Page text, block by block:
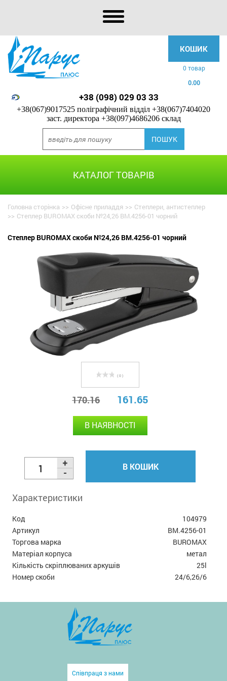
КОШИК
0 товар
0.00
+38 (098) 029 03 33
+38(067)9017525 поліграфічний відділ +38(067)7404020
заст. директора +38(097)4686206 склад
КАТАЛОГ ТОВАРІВ
Головна сторінка >> Офісне приладдя >> Степлери, антистеплер
>> Степлер BUROMAX скоби №24,26 BM.4256-01 чорний
Степлер BUROMAX скоби №24,26 BM.4256-01 чорний
( 0 )
170.16 161.65
В НАЯВНОСТІ
В КОШИК
Характеристики
Код
104979
Артикул
BM.4256-01
Торгова марка
BUROMAX
Матеріал корпуса
метал
Кількість скріплюваних аркушів
25l
Номер скоби
24/6,26/6
Співпраця з нами